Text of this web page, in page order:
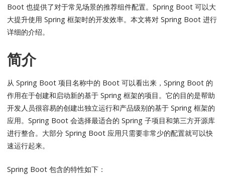
Boot 也提供了对于常见场景的推荐组件配置。Spring Boot 可以大
大提升使用 Spring 框架时的开发效率。本文将对 Spring Boot 进行
详细的介绍。
简介
从 Spring Boot 项目名称中的 Boot 可以看出来，Spring Boot 的
作用在于创建和启动新的基于 Spring 框架的项目。它的目的是帮助
开发人员很容易的创建出独立运行和产品级别的基于 Spring 框架的
应用。Spring Boot 会选择最适合的 Spring 子项目和第三方开源库
进行整合。大部分 Spring Boot 应用只需要非常少的配置就可以快
速运行起来。
Spring Boot 包含的特性如下：